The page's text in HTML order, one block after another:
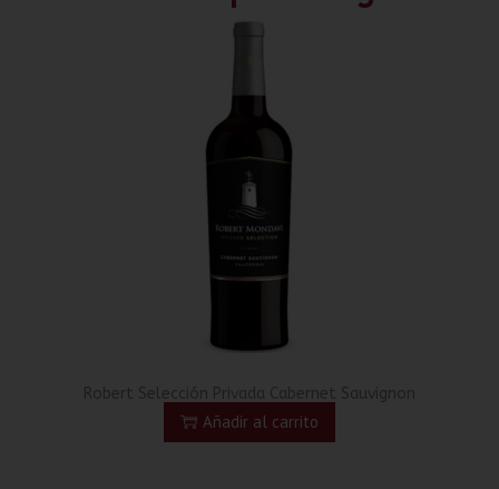
Añadir al carrito